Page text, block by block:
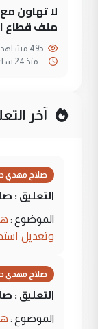
لا تهاون
ملف قطاع
--منذ 24 ساعة
آخر
صلاح مهدي
التعليق :
الموضوع :
وتعديل
صلاح مهدي
التعليق :
الموضوع :